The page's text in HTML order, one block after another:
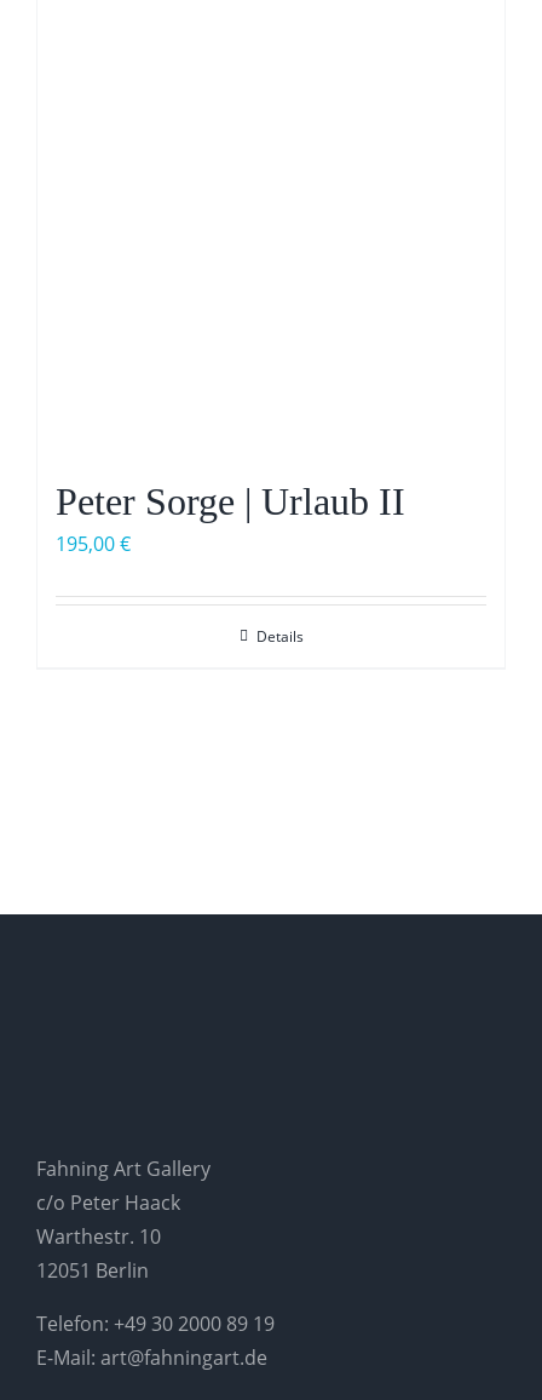
Peter Sorge | Urlaub II
195,00€
Details
Fahning Art Gallery
c/o Peter Haack
Warthestr. 10
12051 Berlin
Telefon: +49 30 2000 89 19
E-Mail: art@fahningart.de